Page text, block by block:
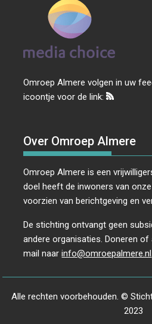
Omroep Almere volgen in uw
icoontje voor de link:
Over Omroep Almere
Omroep Almere is een
doel heeft de inwoners van
voorzien van berichtgeving en
De stichting ontvangt geen
andere organisaties. Doneren of
mail naarinfo@omroepalmere.nl.
Alle rechten voorbehouden. ©
2023